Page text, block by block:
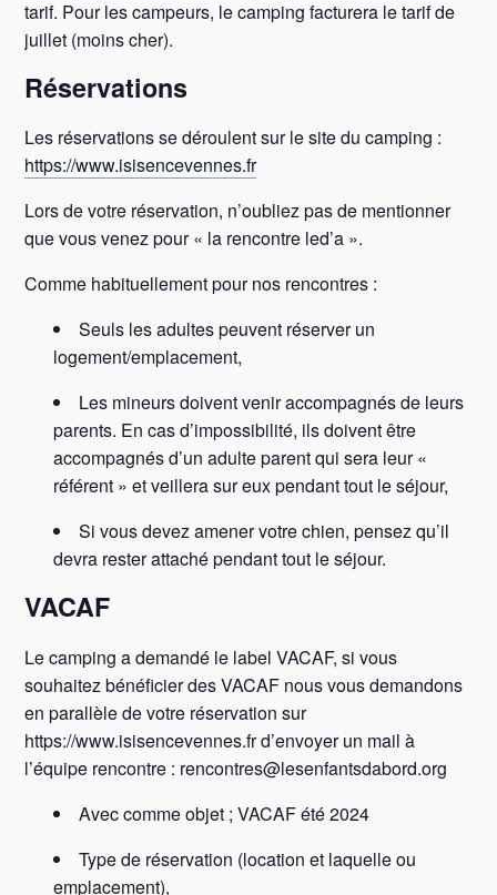
tarif. Pour les campeurs, le camping facturera le tarif de
juillet (moins cher).
Réservations
Les réservations se déroulent sur le site du camping :
https://www.isisencevennes.fr
Lors de votre réservation, n’oubliez pas de mentionner
que vous venez pour « la rencontre led’a ».
Comme habituellement pour nos rencontres :
Seuls les adultes peuvent réserver un
logement/emplacement,
Les mineurs doivent venir accompagnés de leurs
parents. En cas d’impossibilité, ils doivent être
accompagnés d’un adulte parent qui sera leur «
référent » et veillera sur eux pendant tout le séjour,
Si vous devez amener votre chien, pensez qu’il
devra rester attaché pendant tout le séjour.
VACAF
Le camping a demandé le label VACAF, si vous
souhaitez bénéficier des VACAF nous vous demandons
en parallèle de votre réservation sur
https://www.isisencevennes.fr d’envoyer un mail à
l’équipe rencontre : rencontres@lesenfantsdabord.org
Avec comme objet ; VACAF été 2024
Type de réservation (location et laquelle ou
emplacement),